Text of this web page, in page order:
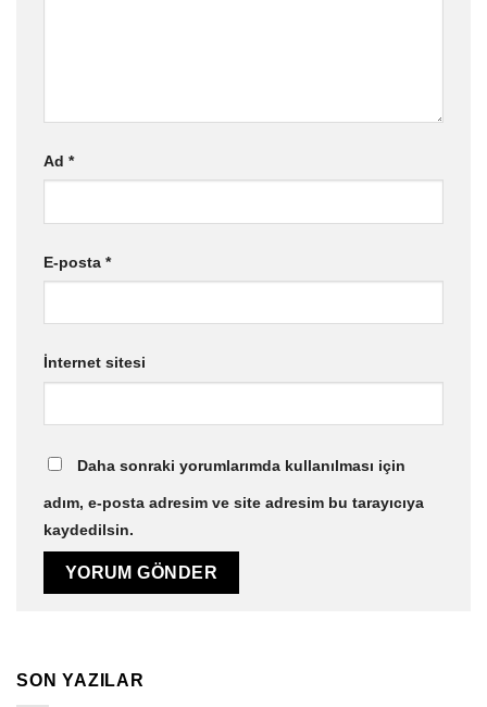
Ad *
E-posta *
İnternet sitesi
Daha sonraki yorumlarımda kullanılması için
adım, e-posta adresim ve site adresim bu tarayıcıya
kaydedilsin.
SON YAZILAR